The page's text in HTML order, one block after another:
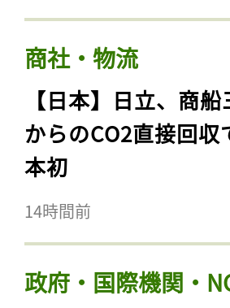
商社・物流
【日本】日立、商
からのCO2直接回
本初
14時間前
政府・国際機関・